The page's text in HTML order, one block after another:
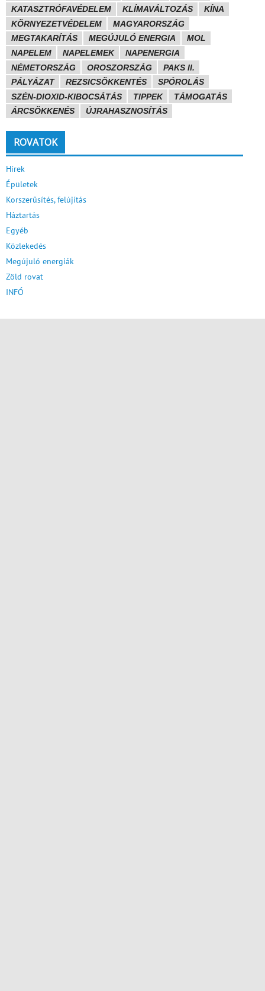
KATASZTRÓFAVÉDELEM
KLÍMAVÁLTOZÁS
KÍNA
KÖRNYEZETVÉDELEM
MAGYARORSZÁG
MEGTAKARÍTÁS
MEGÚJULÓ ENERGIA
MOL
NAPELEM
NAPELEMEK
NAPENERGIA
NÉMETORSZÁG
OROSZORSZÁG
PAKS II.
PÁLYÁZAT
REZSICSÖKKENTÉS
SPÓROLÁS
SZÉN-DIOXID-KIBOCSÁTÁS
TIPPEK
TÁMOGATÁS
ÁRCSÖKKENÉS
ÚJRAHASZNOSÍTÁS
ROVATOK
Hírek
Épületek
Korszerűsítés, felújítás
Háztartás
Egyéb
Közlekedés
Megújuló energiák
Zöld rovat
INFÓ